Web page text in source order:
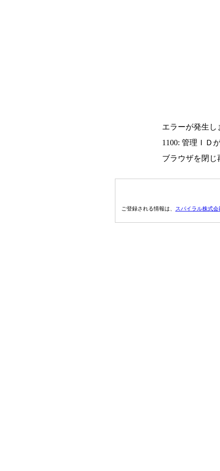
エラーが発生し
1100: 管理ＩＤ
ブラウザを閉じ
ご登録される情報は、 スパイラル株式会